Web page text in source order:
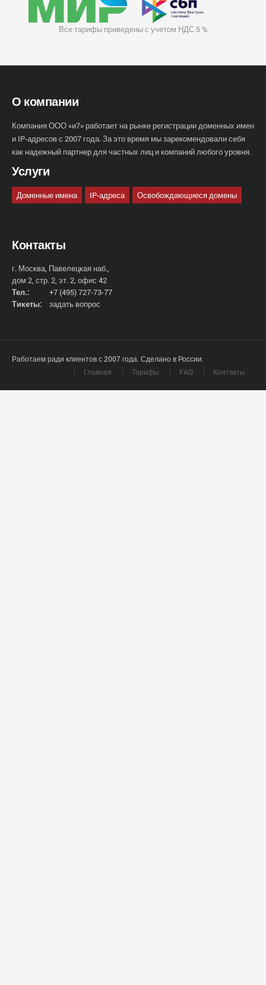
Все тарифы приведены с учетом НДС 5 %
О компании
Компания ООО «и7» работает на рынке регистрации доменных имен
и IP-адресов с 2007 года. За это время мы зарекомендовали себя
как надежный партнер для частных лиц и компаний любого уровня.
Услуги
Доменные имена IP-адреса Освобождающиеся домены
Контакты
г. Москва, Павелецкая наб.,
дом 2, стр. 2, эт. 2, офис 42
Тел.:
+7 (495) 727-73-77
Тикеты:
задать вопрос
Работаем ради клиентов с 2007 года. Сделано в России.
Главная
Тарифы FAQ Контакты